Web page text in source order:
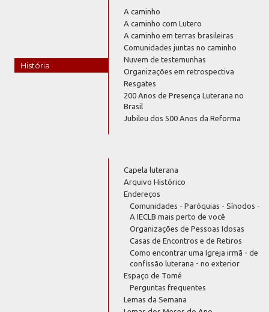
História
A caminho
A caminho com Lutero
A caminho em terras brasileiras
Comunidades juntas no caminho
Nuvem de testemunhas
Organizações em retrospectiva
Resgates
200 Anos de Presença Luterana no
Brasil
Jubileu dos 500 Anos da Reforma
Capela luterana
Arquivo Histórico
Endereços
Comunidades - Paróquias - Sínodos -
A IECLB mais perto de você
Organizações de Pessoas Idosas
Casas de Encontros e de Retiros
Como encontrar uma Igreja irmã - de
confissão luterana - no exterior
Espaço de Tomé
Perguntas frequentes
Lemas da Semana